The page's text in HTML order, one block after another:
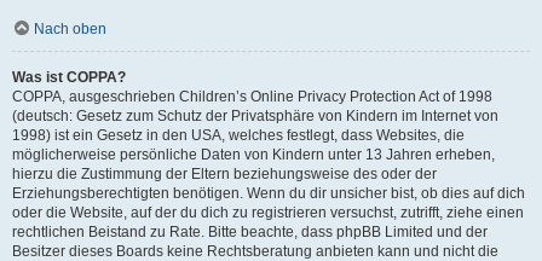
Nach oben
Was ist COPPA?
COPPA, ausgeschrieben Children’s Online Privacy Protection Act of 1998
(deutsch: Gesetz zum Schutz der Privatsphäre von Kindern im Internet von
1998) ist ein Gesetz in den USA, welches festlegt, dass Websites, die
möglicherweise persönliche Daten von Kindern unter 13 Jahren erheben,
hierzu die Zustimmung der Eltern beziehungsweise des oder der
Erziehungsberechtigten benötigen. Wenn du dir unsicher bist, ob dies auf dich
oder die Website, auf der du dich zu registrieren versuchst, zutrifft, ziehe einen
rechtlichen Beistand zu Rate. Bitte beachte, dass phpBB Limited und der
Besitzer dieses Boards keine Rechtsberatung anbieten kann und nicht die